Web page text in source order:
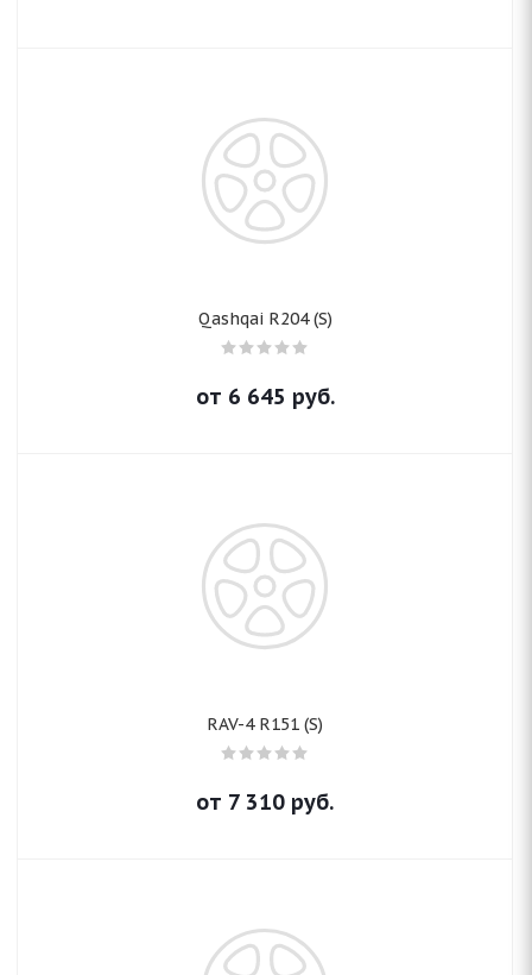
Qashqai R204 (S)
от 6 645 руб.
RAV-4 R151 (S)
от 7 310 руб.